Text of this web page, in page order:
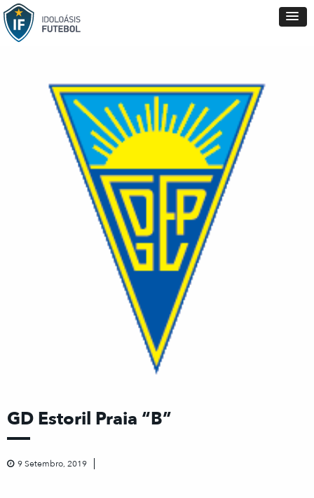
GD Estoril Praia “B”
9 Setembro, 2019